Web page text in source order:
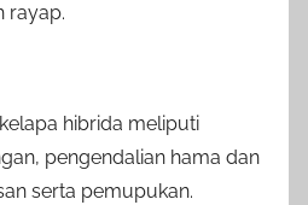
rayap.
hibrida meliputi
pengendalian hama dan
serta pemupukan.